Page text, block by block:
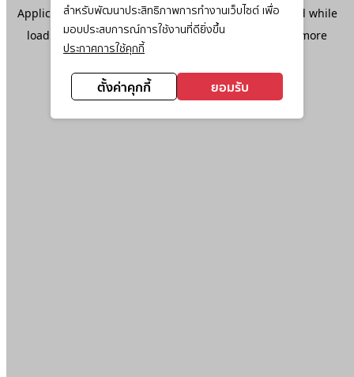
สำหรับพัฒนาประสิทธิภาพการทำงานเว็บไซต์ เพื่อ
มอบประสบการณ์การใช้งานที่ดียิ่งขึ้น
ประกาศการใช้คุกกี้
ตั้งค่าคุกกี้ ยอมรับ
Application error: aclient-side exception has occurred while
loadingwww.ktc.co.th(see the browser console
for more
information).